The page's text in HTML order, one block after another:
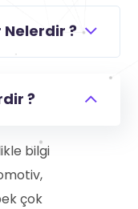
?
?
bilgi
çok